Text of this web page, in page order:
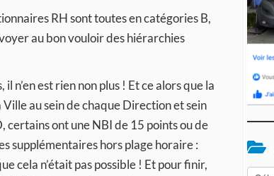
RH sont toutes en catégories B,
au bon vouloir des hiérarchies
n’en est rien non plus ! Et ce alors que la
au sein de chaque Direction et sein
certains ont une NBI de 15 points ou de
supplémentaires hors plage horaire :
cela n’était pas possible ! Et pour finir,